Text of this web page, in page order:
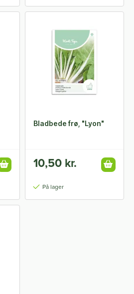
Bladbede frø, "Lyon"
10,50 kr.
På lager